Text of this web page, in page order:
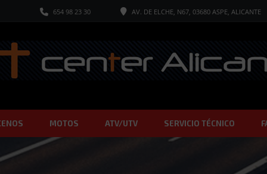
AV. DE ELCHE, N67, 03680 ASPE, ALICANTE
654 98 23 30
MOTOS ATV/UTV SERVICIO TÉCNICO